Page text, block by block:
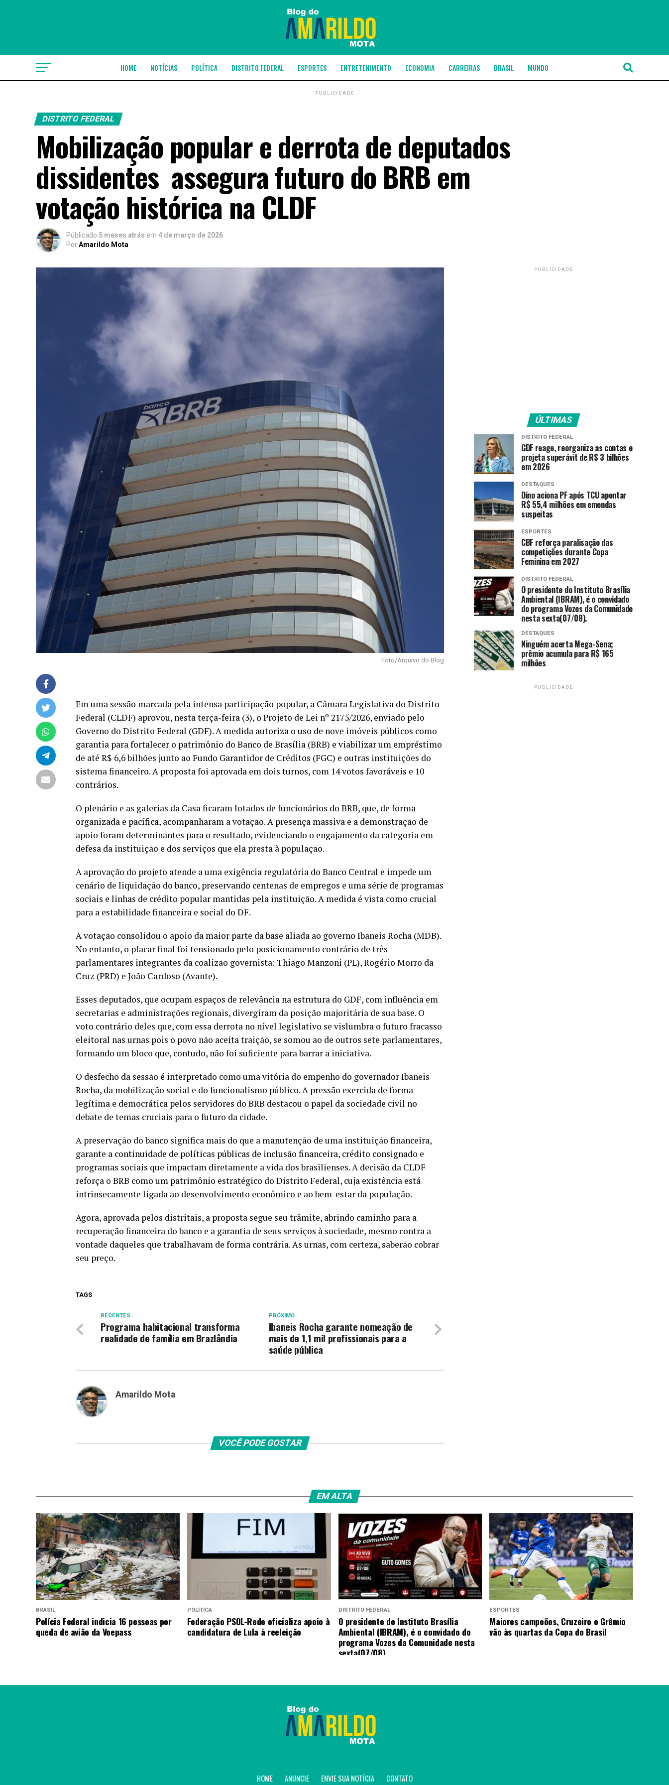
HOME NOTÍCIAS POLÍTICA DISTRITO FEDERAL ESPORTES ENTRETENIMENTO ECONOMIA CARREIRAS BRASIL MUNDO
PUBLICIDADE
DISTRITO FEDERAL
Mobilização popular e derrota de deputados
dissidentes assegura futuro do BRB em
votação histórica na CLDF
Públicado 5 meses atrás em 4 de março de 2026
PorAmarildo Mota
Foto/Arquivo do Blog
Em uma sessão marcada pela intensa participação popular, a Câmara Legislativa do Distrito
Federal (CLDF) aprovou, nesta terça-feira (3), o Projeto de Lei nº 2175/2026, enviado pelo
Governo do Distrito Federal (GDF). A medida autoriza o uso de nove imóveis públicos como
garantia para fortalecer o patrimônio do Banco de Brasília (BRB) e viabilizar um empréstimo
de até R$ 6,6 bilhões junto ao Fundo Garantidor de Créditos (FGC) e outras instituições do
sistema financeiro. A proposta foi aprovada em dois turnos, com 14 votos favoráveis e 10
contrários.
O plenário e as galerias da Casa ficaram lotados de funcionários do BRB, que, de forma
organizada e pacífica, acompanharam a votação. A presença massiva e a demonstração de
apoio foram determinantes para o resultado, evidenciando o engajamento da categoria em
defesa da instituição e dos serviços que ela presta à população.
A aprovação do projeto atende a uma exigência regulatória do Banco Central e impede um
cenário de liquidação do banco, preservando centenas de empregos e uma série de programas
sociais e linhas de crédito popular mantidas pela instituição. A medida é vista como crucial
para a estabilidade financeira e social do DF.
A votação consolidou o apoio da maior parte da base aliada ao governo Ibaneis Rocha (MDB).
No entanto, o placar final foi tensionado pelo posicionamento contrário de três
parlamentares integrantes da coalizão governista: Thiago Manzoni (PL), Rogério Morro da
Cruz (PRD) e João Cardoso (Avante).
Esses deputados, que ocupam espaços de relevância na estrutura do GDF, com influência em
secretarias e administrações regionais, divergiram da posição majoritária de sua base. O
voto contrário deles que, com essa derrota no nível legislativo se vislumbra o futuro fracasso
eleitoral nas urnas pois o povo não aceita traição, se somou ao de outros sete parlamentares,
formando um bloco que, contudo, não foi suficiente para barrar a iniciativa.
O desfecho da sessão é interpretado como uma vitória do empenho do governador Ibaneis
Rocha, da mobilização social e do funcionalismo público. A pressão exercida de forma
legítima e democrática pelos servidores do BRB destacou o papel da sociedade civil no
debate de temas cruciais para o futuro da cidade.
A preservação do banco significa mais do que a manutenção de uma instituição financeira,
garante a continuidade de políticas públicas de inclusão financeira, crédito consignado e
programas sociais que impactam diretamente a vida dos brasilienses. A decisão da CLDF
reforça o BRB como um patrimônio estratégico do Distrito Federal, cuja existência está
intrinsecamente ligada ao desenvolvimento econômico e ao bem-estar da população.
Agora, aprovada pelos distritais, a proposta segue seu trâmite, abrindo caminho para a
recuperação financeira do banco e a garantia de seus serviços à sociedade, mesmo contra a
vontade daqueles que trabalhavam de forma contrária. As urnas, com certeza, saberão cobrar
seu preço.
TAGS
PRÓXIMO
Ibaneis Rocha garante nomeação de
mais de 1,1 mil profissionais para a
saúde pública
RECENTES
Programa habitacional transforma
realidade de família em Brazlândia
Amarildo Mota
VOCÊ PODE GOSTAR
PUBLICIDADE
ÚLTIMAS
DISTRITO FEDERAL
GDF reage, reorganiza as contas e
projeta superávit de R$ 3 bilhões
em 2026
DESTAQUES
Dino aciona PF após TCU apontar
R$ 55,4 milhões em emendas
suspeitas
ESPORTES
CBF reforça paralisação das
competições durante Copa
Feminina em 2027
DISTRITO FEDERAL
O presidente do Instituto Brasília
Ambiental (IBRAM), é o convidado
do programa Vozes da Comunidade
nesta sexta(07/08).
DESTAQUES
Ninguém acerta Mega-Sena;
prêmio acumula para R$ 165
milhões
PUBLICIDADE
EM ALTA
BRASIL
Polícia Federal indicia 16 pessoas por
queda de avião da Voepass
POLÍTICA
Federação PSOL-Rede oficializa apoio à
candidatura de Lula à reeleição
DISTRITO FEDERAL
O presidente do Instituto Brasília
Ambiental (IBRAM), é o convidado do
programa Vozes da Comunidade nesta
sexta(07/08).
ESPORTES
Maiores campeões, Cruzeiro e Grêmio
vão às quartas da Copa do Brasil
HOME ANUNCIE ENVIE SUA NOTÍCIA CONTATO